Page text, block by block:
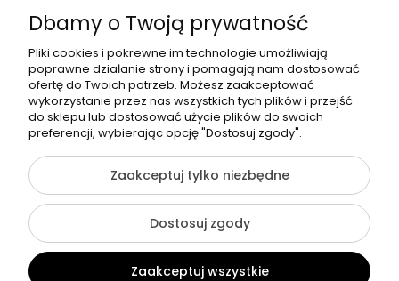
Telefon:
518358020
©2026 Wszelkie Prawa Zastrzeżone | Zrób Sobie Krem
Szablon Flex byEcommercy
Pokaż pełną wersję strony
Sklep internetowy Shoper Premium
Dbamy o Twoją prywatność
Pliki cookies i pokrewne im technologie umożliwiają
poprawne działanie strony i pomagają nam dostosować
ofertę do Twoich potrzeb. Możesz zaakceptować
wykorzystanie przez nas wszystkich tych plików i przejść
do sklepu lub dostosować użycie plików do swoich
preferencji, wybierając opcję "Dostosuj zgody".
Zaakceptuj tylko niezbędne
Dostosuj zgody
Zaakceptuj wszystkie